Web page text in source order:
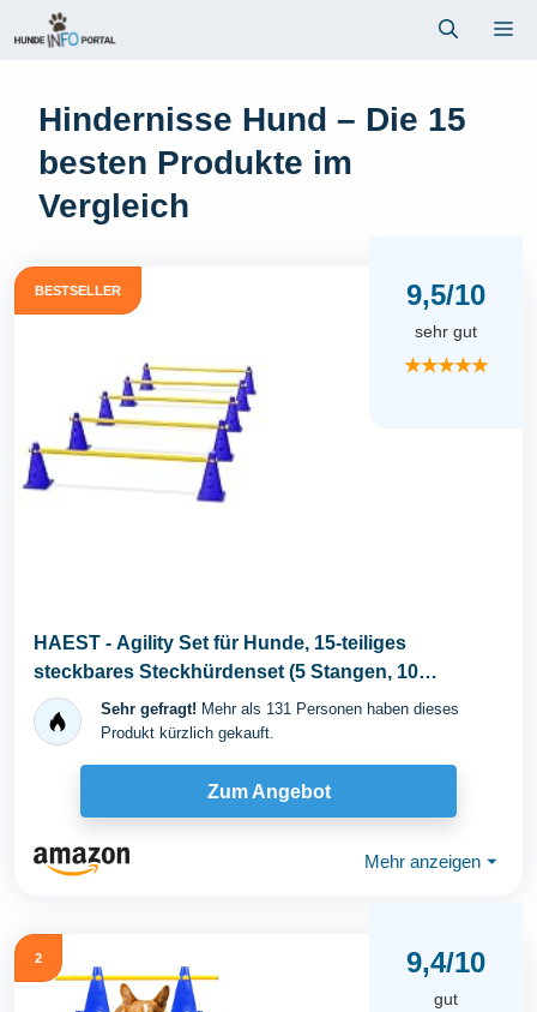
Inhalt
Hindernisse Hund – Die 15
besten Produkte im
Vergleich
BESTSELLER 9,5/10
sehr gut
★★★★★
HAEST - Agility Set für Hunde, 15-teiliges
steckbares Steckhürdenset (5 Stangen, 10
Hütchen...Sehr gefragt! Mehr als 131 Personen haben dieses
Produkt kürzlich gekauft.
Zum Angebot
Mehr anzeigen ⏷
2 9,4/10
gut